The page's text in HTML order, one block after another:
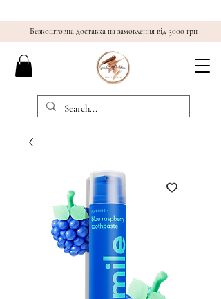
Безкоштовна доставка на замовлення від 3000 грн